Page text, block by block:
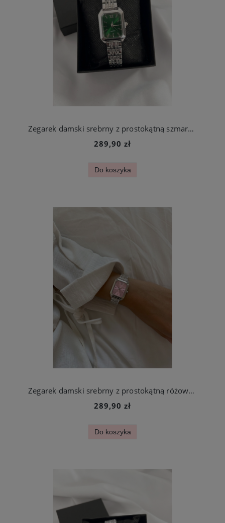
Zegarek damski srebrny z prostokątną szmaragdową tarczą stal chirurgiczna
289,90 zł
Do koszyka
Zegarek damski srebrny z prostokątną różową tarczą stal chirurgiczna
289,90 zł
Do koszyka